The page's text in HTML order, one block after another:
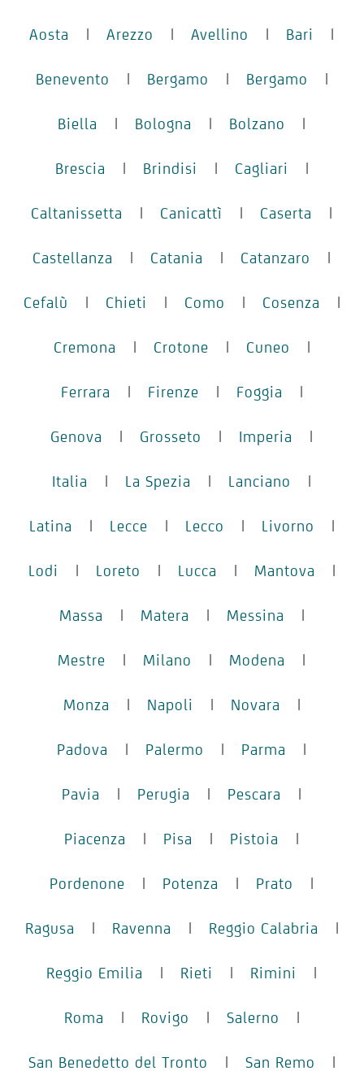
Aosta | Arezzo | Avellino | Bari |
Benevento | Bergamo | Bergamo |
Biella | Bologna | Bolzano |
Brescia | Brindisi | Cagliari |
Caltanissetta | Canicattì | Caserta |
Castellanza | Catania | Catanzaro |
Cefalù | Chieti | Como | Cosenza |
Cremona | Crotone | Cuneo |
Ferrara | Firenze | Foggia |
Genova | Grosseto | Imperia |
Italia | La Spezia | Lanciano |
Latina | Lecce | Lecco | Livorno |
Lodi | Loreto | Lucca | Mantova |
Massa | Matera | Messina |
Mestre | Milano | Modena |
Monza | Napoli | Novara |
Padova | Palermo | Parma |
Pavia | Perugia | Pescara |
Piacenza | Pisa | Pistoia |
Pordenone | Potenza | Prato |
Ragusa | Ravenna | Reggio Calabria |
Reggio Emilia | Rieti | Rimini |
Roma | Rovigo | Salerno |
San Benedetto del Tronto | San Remo |